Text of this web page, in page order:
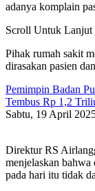
adanya komplain
Scroll Untuk Lanjut
Pihak rumah sakit
dirasakan pasien
Pemimpin Badan
Tembus Rp 1,2
Sabtu, 19 April
Direktur RS
menjelaskan bahwa
pada hari itu tidak